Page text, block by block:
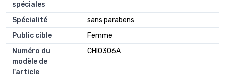
spéciales
Spécialité
‎sans parabens
Public cible
‎Femme
Numéro du
modèle de
l'article
‎CHI0306A